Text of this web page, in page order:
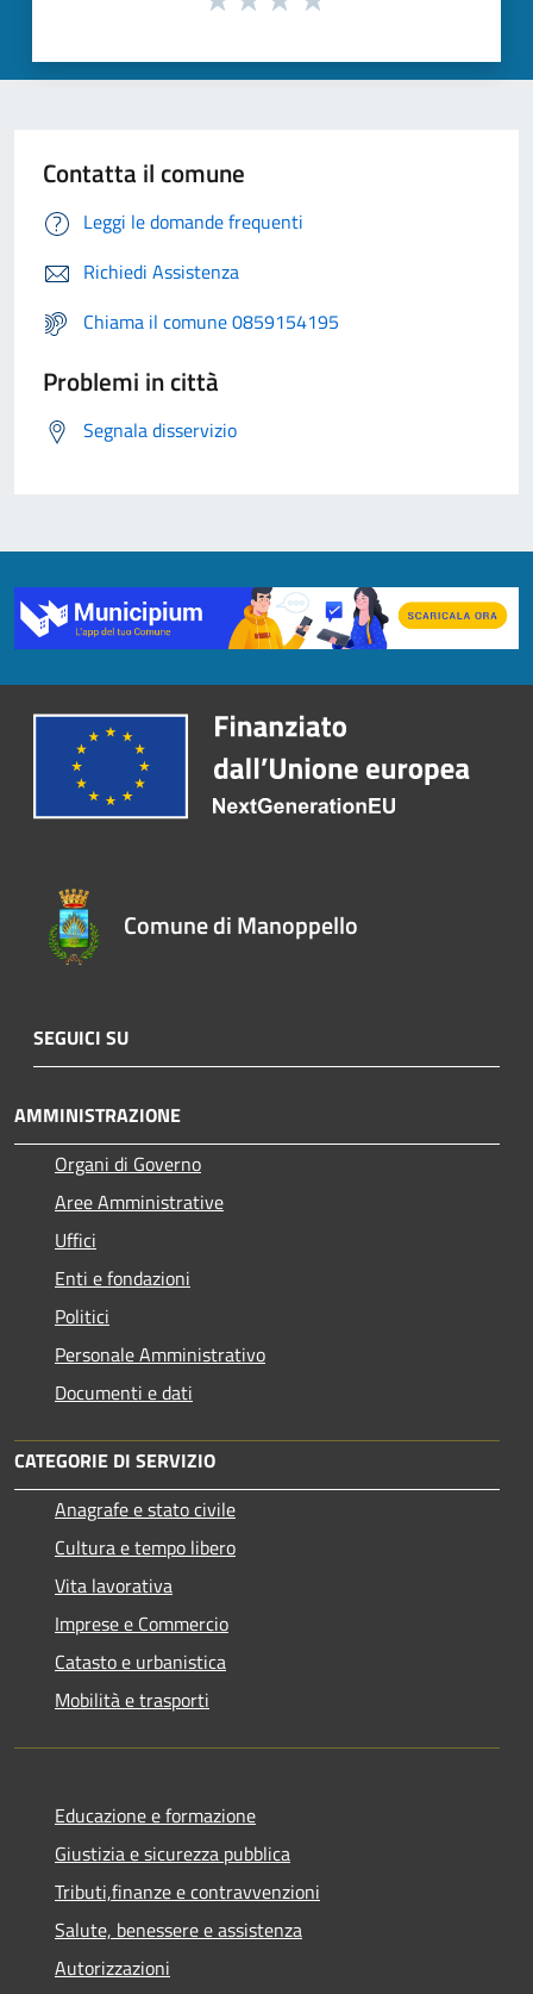
Contatta il comune
Leggi le domande frequenti
Richiedi Assistenza
Chiama il comune 0859154195
Problemi in città
Segnala disservizio
Comune di Manoppello
SEGUICI SU
AMMINISTRAZIONE
Organi di Governo
Aree Amministrative
Uffici
Enti e fondazioni
Politici
Personale Amministrativo
Documenti e dati
CATEGORIE DI SERVIZIO
Anagrafe e stato civile
Cultura e tempo libero
Vita lavorativa
Imprese e Commercio
Catasto e urbanistica
Mobilità e trasporti
Educazione e formazione
Giustizia e sicurezza pubblica
Tributi,finanze e contravvenzioni
Salute, benessere e assistenza
Autorizzazioni